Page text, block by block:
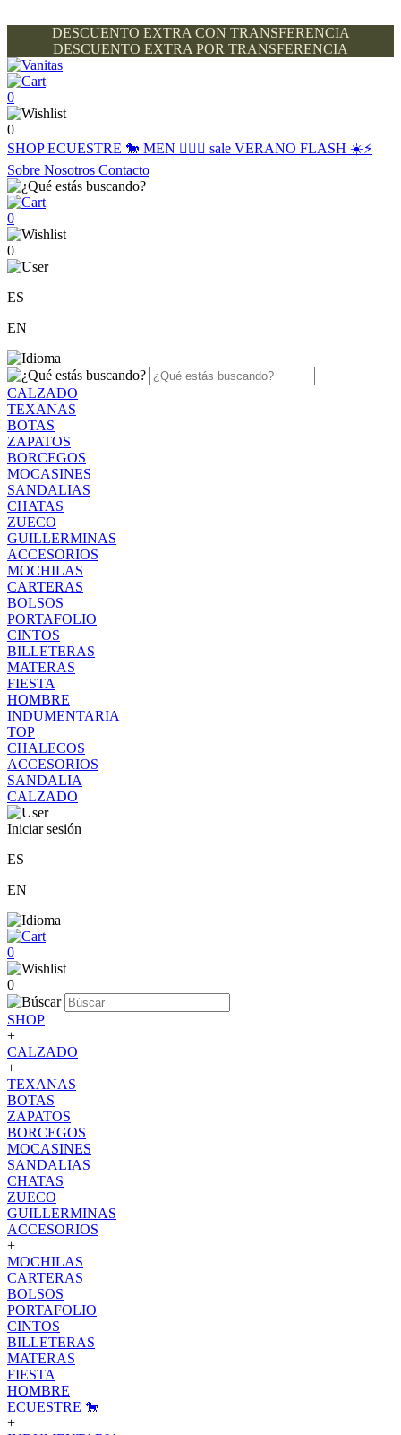
DESCUENTO EXTRA CON TRANSFERENCIA
DESCUENTO EXTRA POR TRANSFERENCIA
0
0
SHOPECUESTRE 🐎 MEN 🙋🏽‍♂️ sale VERANO FLASH ☀️⚡️
Sobre Nosotros Contacto
0
0
ES
EN
CALZADO
TEXANAS
BOTAS
ZAPATOS
BORCEGOS
MOCASINES
SANDALIAS
CHATAS
ZUECO
GUILLERMINAS
ACCESORIOS
MOCHILAS
CARTERAS
BOLSOS
PORTAFOLIO
CINTOS
BILLETERAS
MATERAS
FIESTA
HOMBRE
INDUMENTARIA
TOP
CHALECOS
ACCESORIOS
SANDALIA
CALZADO
Iniciar sesión
ES
EN
0
0
SHOP
+
CALZADO
+
TEXANAS
BOTAS
ZAPATOS
BORCEGOS
MOCASINES
SANDALIAS
CHATAS
ZUECO
GUILLERMINAS
ACCESORIOS
+
MOCHILAS
CARTERAS
BOLSOS
PORTAFOLIO
CINTOS
BILLETERAS
MATERAS
FIESTA
HOMBRE
ECUESTRE 🐎
+